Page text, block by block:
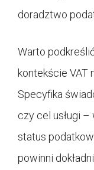
doradztwo
Warto
kontekście VAT
Specyfika
czy cel usługi
status
powinni